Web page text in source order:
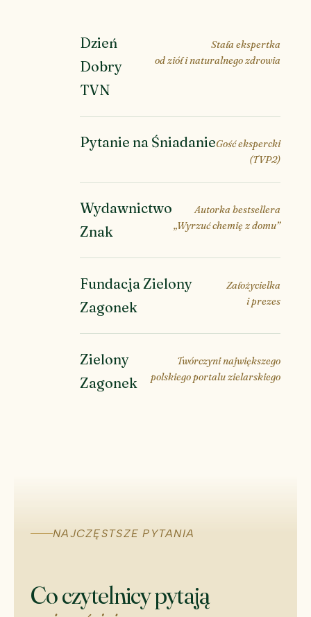
Dzień
Dobry
TVN
Stała ekspertka
od ziół i naturalnego zdrowia
Pytanie na ŚniadanieGość ekspercki
(TVP2)
Wydawnictwo
Znak
Autorka bestsellera
„Wyrzuć chemię z domu”
Fundacja Zielony
Zagonek
Założycielka
i prezes
Zielony
Zagonek
Twórczyni największego
polskiego portalu zielarskiego
NAJCZĘSTSZE PYTANIA
Co czytelnicy pytają